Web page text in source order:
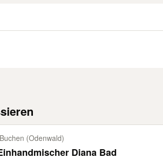
(Odenwald)
Diana Bad